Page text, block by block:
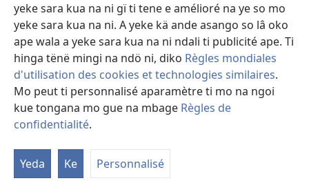
yeke sara kua na ni gï ti tene e amélioré na ye so mo
yeke sara kua na ni. A yeke kä ande asango so lâ oko
ape wala a yeke sara kua na ni ndali ti publicité ape. Ti
hinga tënë mingi na ndö ni, diko Règles mondiales
d'utilisation des cookies et technologies similaires.
Mo peut ti personnalisé aparamètre ti mo na ngoi
kue tongana mo gue na mbage Règles de
confidentialité.
Yeda Ke Personnalisé
Tongana mo yeke fréquenté mbeni zo, nyen
la mo peut ti ku ti tene asi?
Aye ota so mo doit ti gbu li na ndö ni na temps so ala
yeke gi ti hinga mba nzoni.